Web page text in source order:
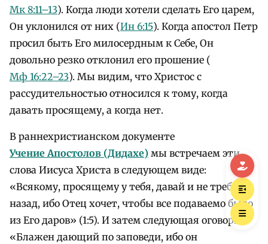
Мк 8:11–13). Когда люди хотели сделать Его царем,
Он уклонился от них (Ин 6:15). Когда апостол Петр
просил быть Его милосердным к Себе, Он
довольно резко отклонил его прошение (
Мф 16:22–23). Мы видим, что Христос с
рассудительностью относился к тому, когда
давать просящему, а когда нет.
В раннехристианском документе
Учение Апостолов (Дидахе) мы встречаем эти
слова Иисуса Христа в следующем виде:
«Всякому, просящему у тебя, давай и не требуй
назад, ибо Отец хочет, чтобы все подаваемо было
из Его даров» (1:5). И затем следующая оговорка:
«Блажен дающий по заповеди, ибо он